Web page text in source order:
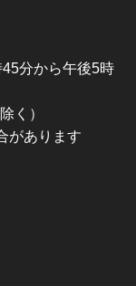
分から午後5時
く）
があります